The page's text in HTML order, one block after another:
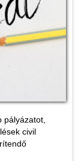
pályázatot,
civil